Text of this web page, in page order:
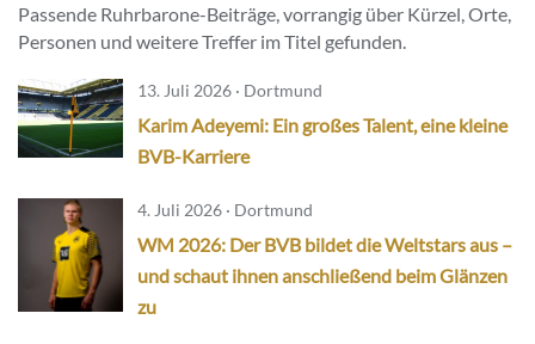
Passende Ruhrbarone-Beiträge, vorrangig über Kürzel, Orte,
Personen und weitere Treffer im Titel gefunden.
13. Juli 2026 · Dortmund
Karim Adeyemi: Ein großes Talent, eine kleine
BVB-Karriere
4. Juli 2026 · Dortmund
WM 2026: Der BVB bildet die Weltstars aus –
und schaut ihnen anschließend beim Glänzen
zu